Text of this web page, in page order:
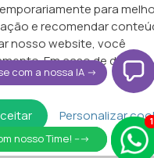
nosso Time! --->
1
nosso Time! --->
1
com a nossa IA ->
para
e recomendar
nosso website, você
Em caso de
Personalizar